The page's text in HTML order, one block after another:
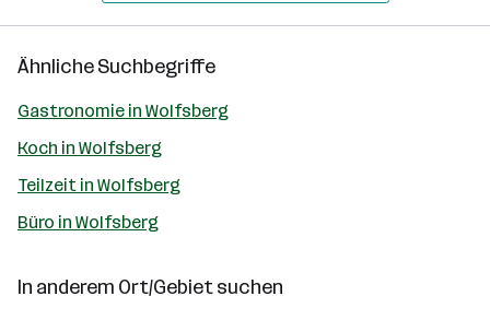
Ähnliche Suchbegriffe
Gastronomie in Wolfsberg
Koch in Wolfsberg
Teilzeit in Wolfsberg
Büro in Wolfsberg
In anderem Ort/Gebiet suchen